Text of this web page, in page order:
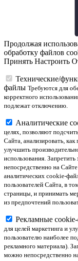
Продолжая
обработку файлов
Принять Настроить
Технические/
файлы Требуются для
корректного
подлежат отключению.
Аналитические
целях, позволяют
Сайта, анализировать,
улучшить
использования.
непосредственно на
аналитических cookie-
пользователей Сайта, в
страницы, и принимать
из предпочтений
Рекламные
для целей маркетинга и
пользователю наиболее
рекламного материала).
можно непосредственно